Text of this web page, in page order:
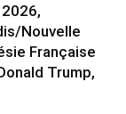
Nouvelle
Française
Trump,